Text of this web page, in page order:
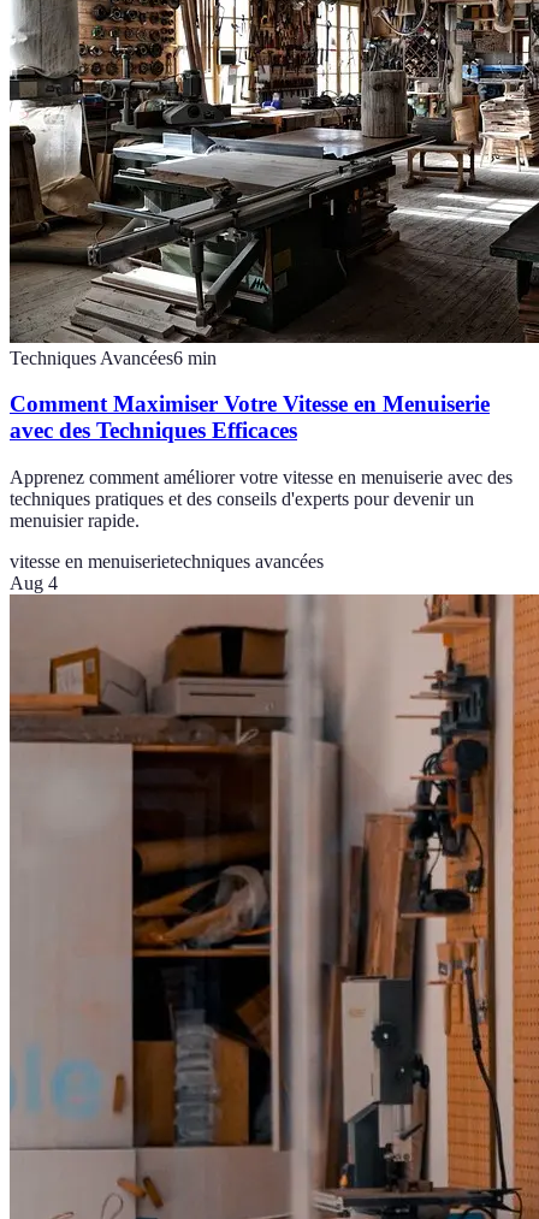
Techniques Avancées6 min
Comment Maximiser Votre Vitesse en Menuiserie
avec des Techniques Efficaces
Apprenez comment améliorer votre vitesse en menuiserie avec des
techniques pratiques et des conseils d'experts pour devenir un
menuisier rapide.
vitesse en menuiserietechniques avancées
Aug 4